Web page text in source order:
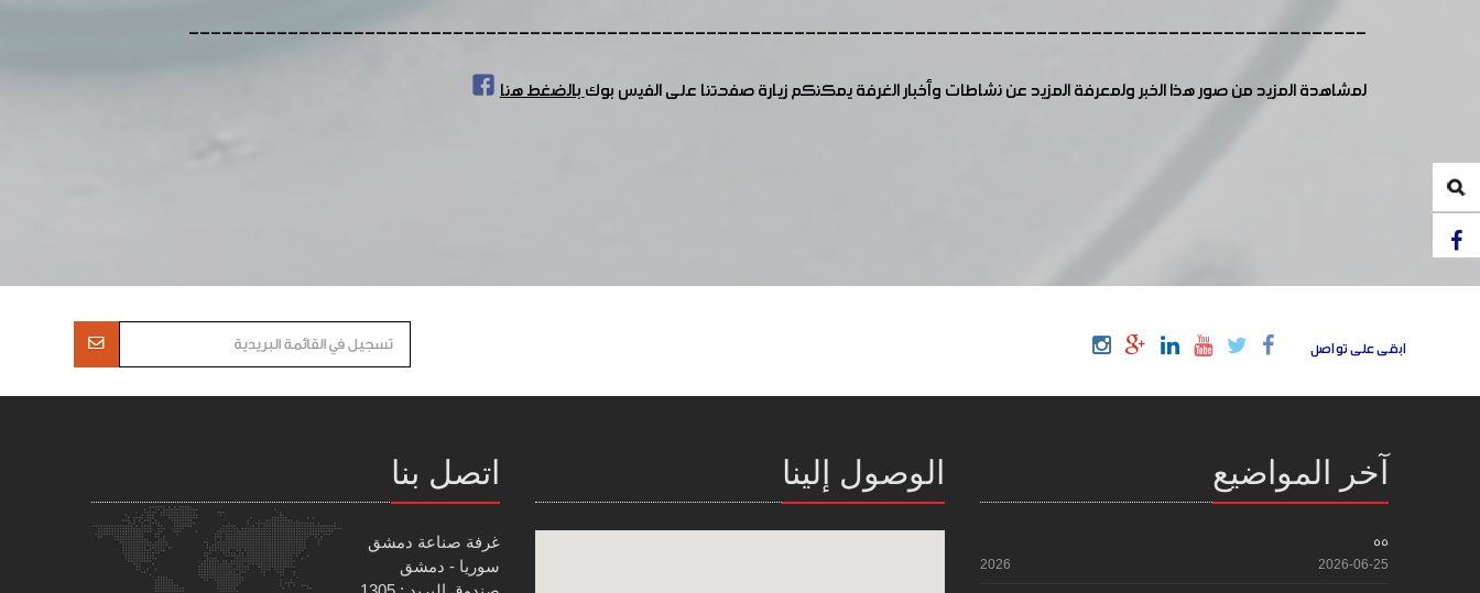
-----------------------------------------------------------------------------------------------------------
لمشاهدة المزيد من صور هذا الخبر ولمعرفة المزيد عن نشاطات وأخبار الغرفة يمكنكم زيارة صفحتنا على الفيس بوكبالضغط هنا
ابقى على تواصل
آخر المواضيع
55
2026-06-25
2026
الوصول إلينا اتصل بنا
غرفة صناعة دمشق
سوريا - دمشق